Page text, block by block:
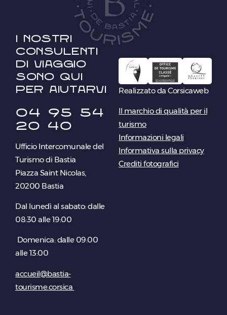
I nostri
consulenti
di viaggio
sono qui
per aiutarvi
04 95 54
20 40
Ufficio Intercomunale del
Turismo di Bastia
Piazza Saint Nicolas,
20200 Bastia
Dal lunedì al sabato: dalle
08:30 alle 19:00
Domenica: dalle 09:00
alle 13:00
accueil@bastia-
tourisme.corsica
Realizzato da Corsicaweb
Il marchio di qualità per il
turismo
Informazioni legali
Informativa sulla privacy
Crediti fotografici